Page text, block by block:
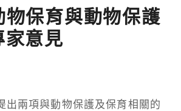
物保育與動物保護
家意見
出兩項與動物保護及保育相關的